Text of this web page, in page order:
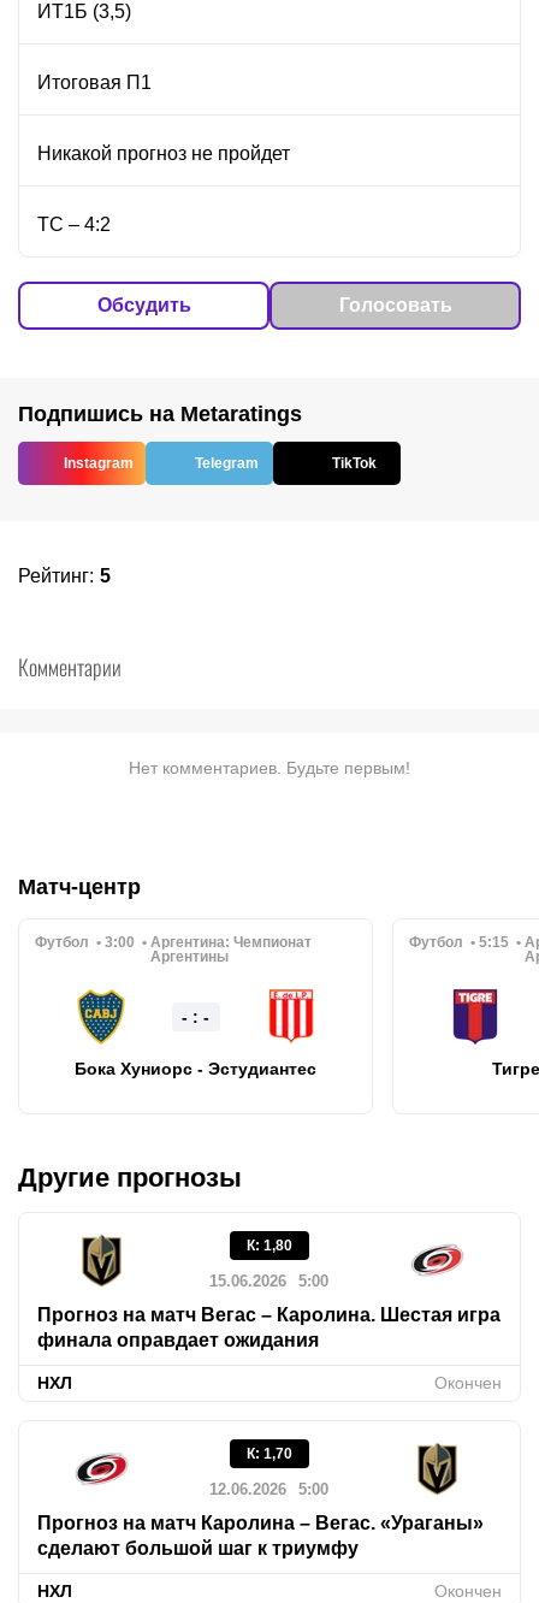
ИТ1Б (3,5)
Итоговая П1
Никакой прогноз не пройдет
ТС – 4:2
Обсудить Голосовать
Подпишись на Metaratings
Instagram Telegram TikTok
Рейтинг: 5
Комментарии
Нет комментариев. Будьте первым!
Матч-центр
Футбол 3:00 Аргентина: Чемпионат
Аргентины
- : -
Бока Хуниорс - Эстудиантес
Футбол 5:15
Другие прогнозы
К: 1,80
15.06.2026 5:00
Прогноз на матч Вегас – Каролина. Шестая игра
финала оправдает ожидания
НХЛ Окончен
К: 1,70
12.06.2026 5:00
Прогноз на матч Каролина – Вегас. «Ураганы»
сделают большой шаг к триумфу
НХЛ Окончен